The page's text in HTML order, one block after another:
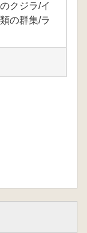
クジラ/イ
の群集/ラ
クジラ/ザ
/ワモンア
カ/ウェッ
ガイルカ/